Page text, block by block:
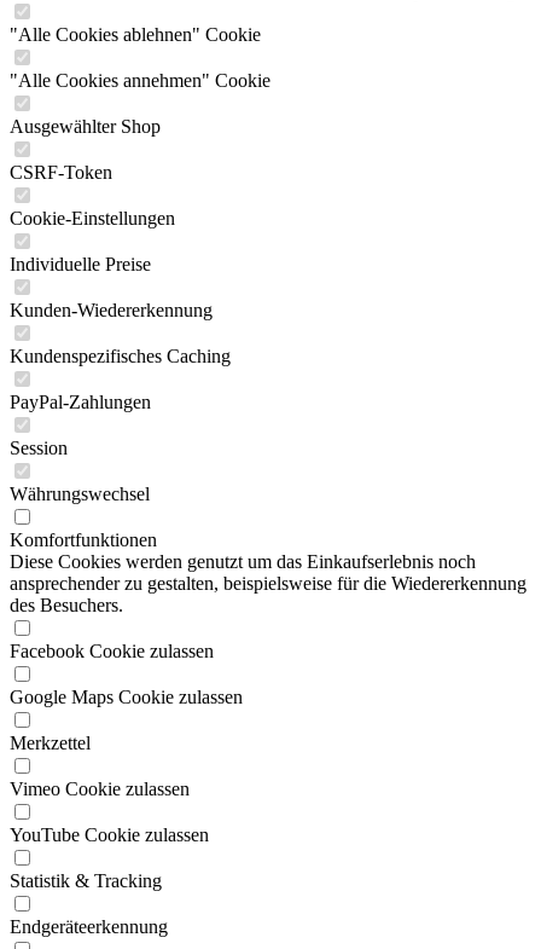
"Alle Cookies ablehnen" Cookie
"Alle Cookies annehmen" Cookie
Ausgewählter Shop
CSRF-Token
Cookie-Einstellungen
Individuelle Preise
Kunden-Wiedererkennung
Kundenspezifisches Caching
PayPal-Zahlungen
Session
Währungswechsel
Komfortfunktionen
Diese Cookies werden genutzt um das Einkaufserlebnis noch
ansprechender zu gestalten, beispielsweise für die Wiedererkennung
des Besuchers.
Facebook Cookie zulassen
Google Maps Cookie zulassen
Merkzettel
Vimeo Cookie zulassen
YouTube Cookie zulassen
Statistik & Tracking
Endgeräteerkennung